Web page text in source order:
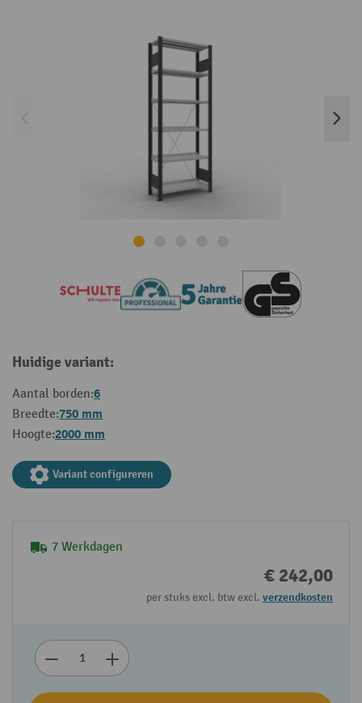
Huidige variant:
Aantal borden:6
Breedte:750 mm
Hoogte:2000 mm
Variant configureren
7 Werkdagen
€ 242,00
per stuks excl. btw excl. verzendkosten